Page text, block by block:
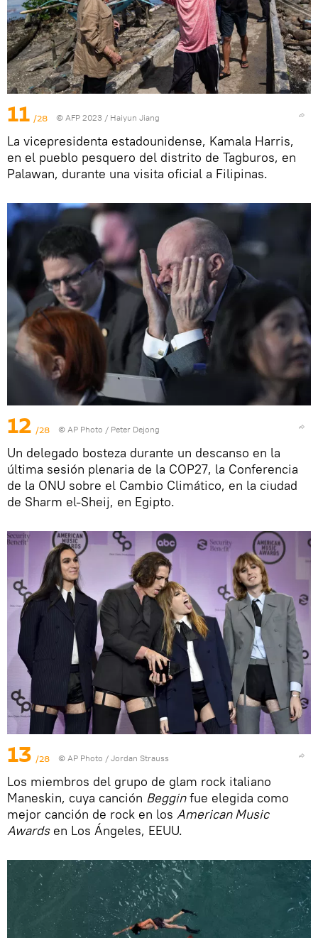
11 /28 © AFP 2023 / Haiyun Jiang
La vicepresidenta estadounidense, Kamala Harris,
en el pueblo pesquero del distrito de Tagburos, en
Palawan, durante una visita oficial a Filipinas.
12 /28 © AP Photo / Peter Dejong
Un delegado bosteza durante un descanso en la
última sesión plenaria de la COP27, la Conferencia
de la ONU sobre el Cambio Climático, en la ciudad
de Sharm el-Sheij, en Egipto.
13 /28 © AP Photo / Jordan Strauss
Los miembros del grupo de glam rock italiano
Maneskin, cuya canción Begginfue elegida como
mejor canción de rock en los American Music
Awardsen Los Ángeles, EEUU.